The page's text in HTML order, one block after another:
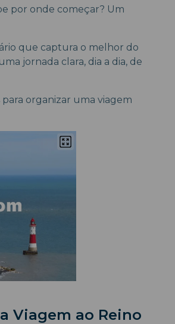
por onde começar? Um
que captura o melhor do
jornada clara, dia a dia, de
organizar uma viagem
Viagem ao Reino